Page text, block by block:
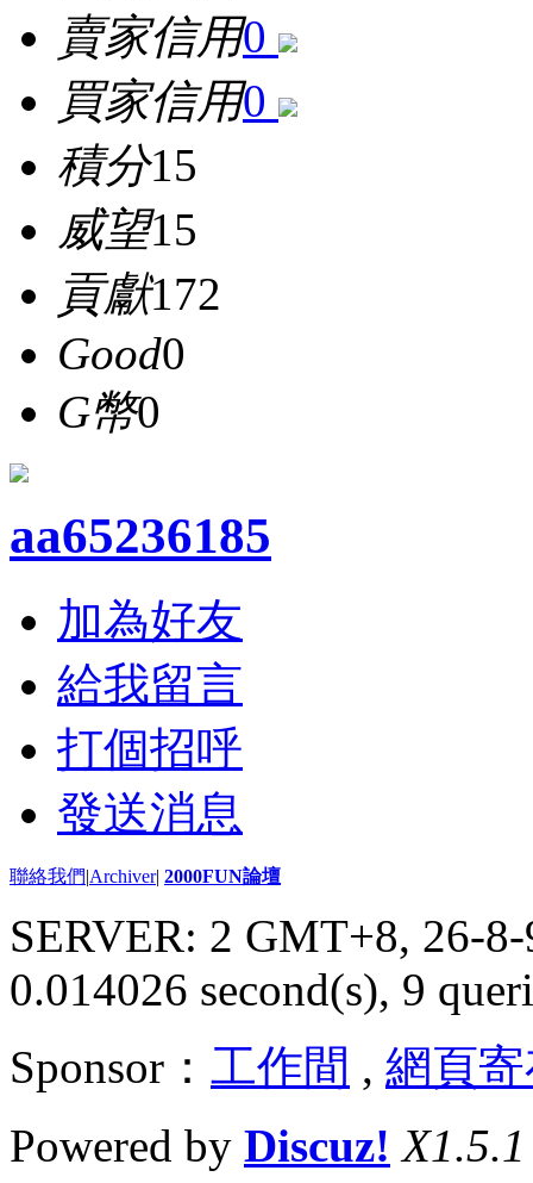
賣家信用0
買家信用0
積分15
威望15
貢獻172
Good0
G幣0
aa65236185
加為好友
給我留言
打個招呼
發送消息
聯絡我們|Archiver| 2000FUN論壇
SERVER: 2 GMT+8, 26-
0.014026 second(s), 9
Sponsor： 工作間 , 網頁
Powered by Discuz! X1.5.1